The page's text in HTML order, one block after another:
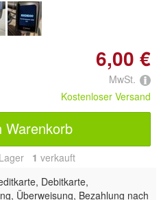
6,00 €
MwSt.
Kostenloser Versand
Warenkorb
1 verkauft
Debitkarte,
Überweisung, Bezahlung nach